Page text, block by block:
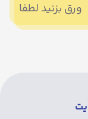
ورق بزنید لطفا